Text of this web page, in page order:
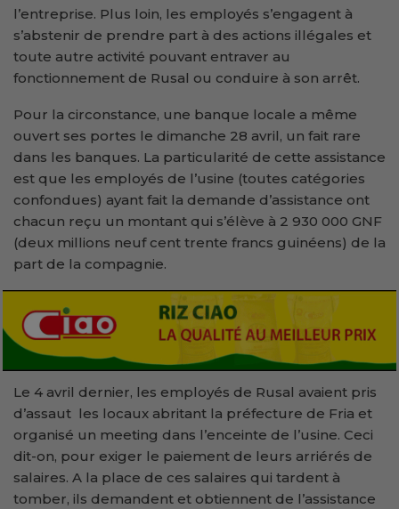
l’entreprise. Plus loin, les employés s’engagent à
s’abstenir de prendre part à des actions illégales et
toute autre activité pouvant entraver au
fonctionnement de Rusal ou conduire à son arrêt.
Pour la circonstance, une banque locale a même
ouvert ses portes le dimanche 28 avril, un fait rare
dans les banques. La particularité de cette assistance
est que les employés de l’usine (toutes catégories
confondues) ayant fait la demande d’assistance ont
chacun reçu un montant qui s’élève à 2 930 000 GNF
(deux millions neuf cent trente francs guinéens) de la
part de la compagnie.
Le 4 avril dernier, les employés de Rusal avaient pris
d’assaut les locaux abritant la préfecture de Fria et
organisé un meeting dans l’enceinte de l’usine. Ceci
dit-on, pour exiger le paiement de leurs arriérés de
salaires. A la place de ces salaires qui tardent à
tomber, ils demandent et obtiennent de l’assistance